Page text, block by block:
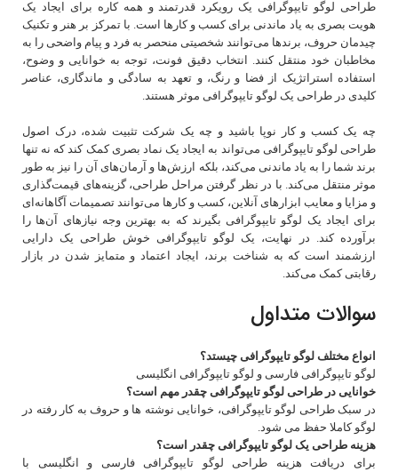
طراحی لوگو تایپوگرافی یک رویکرد قدرتمند و همه کاره برای ایجاد یک
هویت بصری به یاد ماندنی برای کسب و کارها است. با تمرکز بر هنر و تکنیک
چیدمان حروف، برندها می‌توانند شخصیتی منحصر به فرد و پیام واضحی را به
مخاطبان خود منتقل کنند. انتخاب دقیق فونت، توجه به خوانایی و وضوح،
استفاده استراتژیک از فضا و رنگ، و تعهد به سادگی و ماندگاری، عناصر
کلیدی در طراحی یک لوگو تایپوگرافی موثر هستند.
چه یک کسب و کار نوپا باشید و چه یک شرکت تثبیت شده، درک اصول
طراحی لوگو تایپوگرافی می‌تواند به ایجاد یک نماد بصری کمک کند که نه تنها
برند شما را به یاد ماندنی می‌کند، بلکه ارزش‌ها و آرمان‌های آن را نیز به طور
موثر منتقل می‌کند. با در نظر گرفتن مراحل طراحی، گزینه‌های قیمت‌گذاری
و مزایا و معایب ابزارهای آنلاین، کسب و کارها می‌توانند تصمیمات آگاهانه‌ای
برای ایجاد یک لوگو تایپوگرافی بگیرند که به بهترین وجه نیازهای آن‌ها را
برآورده کند. در نهایت، یک لوگو تایپوگرافی خوش‌ طراحی یک دارایی
ارزشمند است که به شناخت برند، ایجاد اعتماد و متمایز شدن در بازار
رقابتی کمک می‌کند.
سوالات متداول
انواع مختلف لوگو تایپوگرافی چیستد؟
لوگو تایپوگرافی فارسی و لوگو تایپوگرافی انگلیسی
خوانایی در طراحی لوگو تایپوگرافی چقدر مهم است؟
در سبک طراحی لوگو تایپوگرافی، خوانایی نوشته ها و حروف به کار رفته در
لوگو کاملا حفظ می شود.
هزینه طراحی یک لوگو تایپوگرافی چقدر است؟
برای دریافت هزینه طراحی لوگو تایپوگرافی فارسی و انگلیسی با